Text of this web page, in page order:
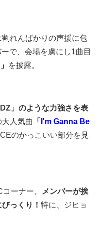
れんばかりの声援に包
で、会場を虜にし1曲目
を披露。
」のような力強さを表
人気曲
「I'm Ganna Be
のかっこいい部分を見
ーナー。
メンバーが挨
っくり！ 特に、ジヒョ